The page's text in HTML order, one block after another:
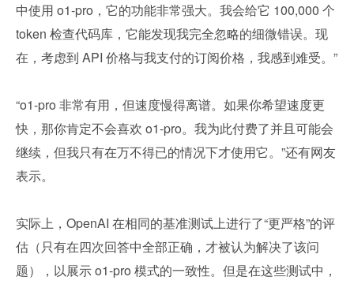
中使用 o1-pro，它的功能非常强大。我会给它 100,000 个
token 检查代码库，它能发现我完全忽略的细微错误。现
在，考虑到 API 价格与我支付的订阅价格，我感到难受。”
“o1-pro 非常有用，但速度慢得离谱。如果你希望速度更
快，那你肯定不会喜欢 o1-pro。我为此付费了并且可能会
继续，但我只有在万不得已的情况下才使用它。”还有网友
表示。
实际上，OpenAI 在相同的基准测试上进行了“更严格”的评
估（只有在四次回答中全部正确，才被认为解决了该问
题），以展示 o1-pro 模式的一致性。但是在这些测试中，